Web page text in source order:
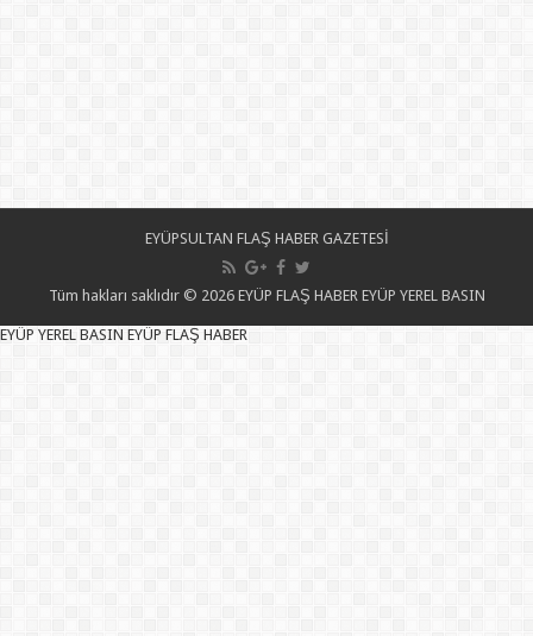
EYÜPSULTAN FLAŞ HABER GAZETESİ
Tüm hakları saklıdır © 2026 EYÜP FLAŞ HABER EYÜP YEREL BASIN
EYÜP YEREL BASIN EYÜP FLAŞ HABER